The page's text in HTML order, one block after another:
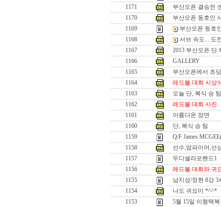
1171
부산오픈 결승전
1170
부산오픈 동호인
1169
부산오픈 동호
1168
서브 속도... 도
1167
2013 부산오픈 단
1166
GALLERY
1165
부산오픈에서 초
1164
레드볼 대회 시상
1163
오늘 단, 복식 승 팀
1162
레드볼 대회 사진
1161
아름다운 장면
1160
단, 복식 승 팀
1159
Q/F James
1158
선수,엄파이어,선
1157
두디셀라포핸드1
1156
레드볼 대회와 귀
1155
남지성/정현 8강 3
1154
나도 귀요미 *^^*
1153
5월 15일 이형택